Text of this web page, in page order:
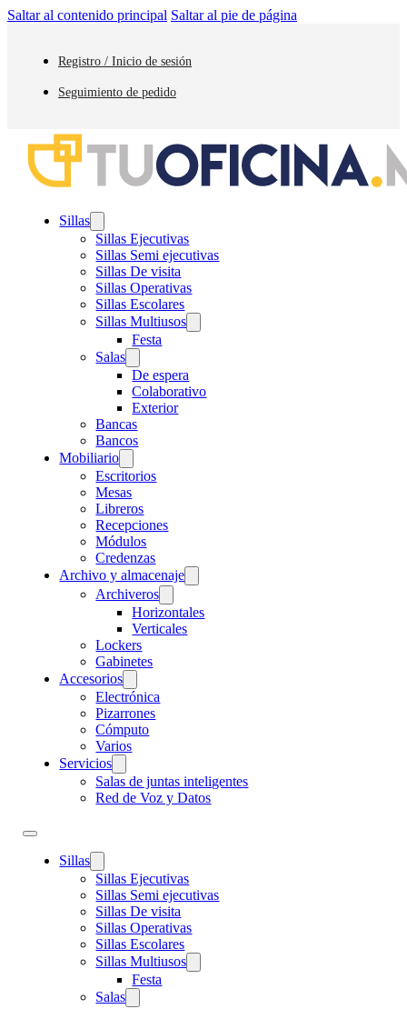
Saltar al contenido principal Saltar al pie de página
Registro / Inicio de sesión
Seguimiento de pedido
Sillas
Sillas Ejecutivas
Sillas Semi ejecutivas
Sillas De visita
Sillas Operativas
Sillas Escolares
Sillas Multiusos
Festa
Salas
De espera
Colaborativo
Exterior
Bancas
Bancos
Mobiliario
Escritorios
Mesas
Libreros
Recepciones
Módulos
Credenzas
Archivo y almacenaje
Archiveros
Horizontales
Verticales
Lockers
Gabinetes
Accesorios
Electrónica
Pizarrones
Cómputo
Varios
Servicios
Salas de juntas inteligentes
Red de Voz y Datos
Sillas
Sillas Ejecutivas
Sillas Semi ejecutivas
Sillas De visita
Sillas Operativas
Sillas Escolares
Sillas Multiusos
Festa
Salas